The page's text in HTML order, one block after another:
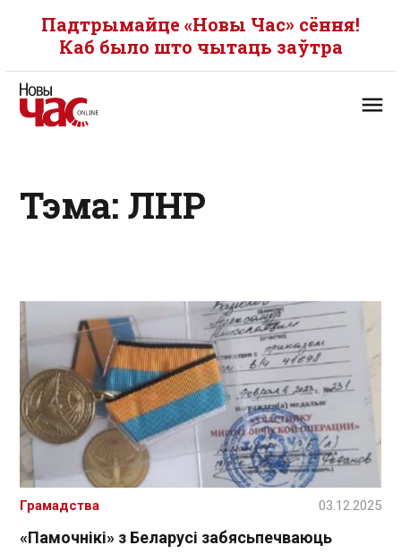
Падтрымайце «Новы Час» сёння!
Каб было што чытаць заўтра
Тэма: ЛНР
«Памочнікі» з Беларусі забясьпечваюць
Грамадства 03.12.2025